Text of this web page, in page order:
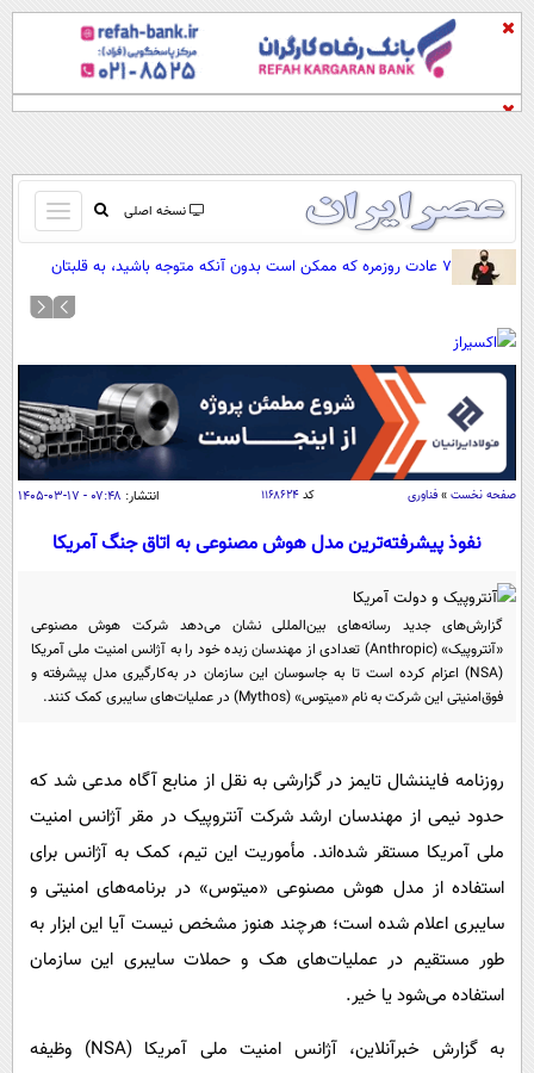
نسخه اصلی
باز
و
بسته
کردن
صفحه اول
آب و هوا
اوقات شرعی
پیوند ها
سیاسی
اقتصادی
خودرو
جامعه
اجتماعی
حوادث
یک برش دانایی
محیط زیست
سفر و تفریح
ورزشی
بین الملل
علم و دانش
فناوری و It
قرآن
گوناگون
باشگاه مغز
عصر ایران 2
۷ عادت روزمره که ممکن است بدون آنکه متوجه باشید، به قلبتان
صفحه نخست » فناوری کد ۱۱۶۸۶۲۴ انتشار: ۰۷:۴۸ - ۱۷-۰۳-۱۴۰۵
نفوذ پیشرفته‌ترین مدل هوش مصنوعی به اتاق جنگ آمریکا
گزارش‌های جدید رسانه‌های بین‌المللی نشان می‌دهد شرکت هوش مصنوعی
«آنتروپیک» (Anthropic) تعدادی از مهندسان زبده خود را به آژانس امنیت ملی آمریکا
(NSA) اعزام کرده است تا به جاسوسان این سازمان در به‌کارگیری مدل پیشرفته و
فوق‌امنیتی این شرکت به نام «میتوس» (Mythos) در عملیات‌های سایبری کمک کنند.
روزنامه فایننشال تایمز در گزارشی به نقل از منابع آگاه مدعی شد که
حدود نیمی از مهندسان ارشد شرکت آنتروپیک در مقر آژانس امنیت
ملی آمریکا مستقر شده‌اند. مأموریت این تیم، کمک به آژانس برای
استفاده از مدل هوش مصنوعی «میتوس» در برنامه‌های امنیتی و
سایبری اعلام شده است؛ هرچند هنوز مشخص نیست آیا این ابزار به
طور مستقیم در عملیات‌های هک و حملات سایبری این سازمان
استفاده می‌شود یا خیر.
به گزارش خبرآنلاین، آژانس امنیت ملی آمریکا (NSA) وظیفه